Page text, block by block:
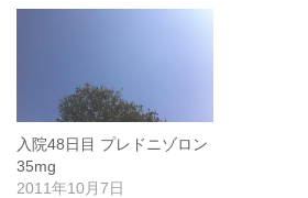
入院48日目 プレドニゾロン
35mg
2011年10月7日